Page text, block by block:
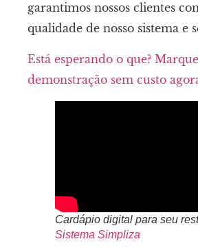
garantimos nossos clientes
qualidade de nosso sistema e
Está esperando o que?
demonstração sem custo
Cardápio digital para seu
Sistema Simpliza